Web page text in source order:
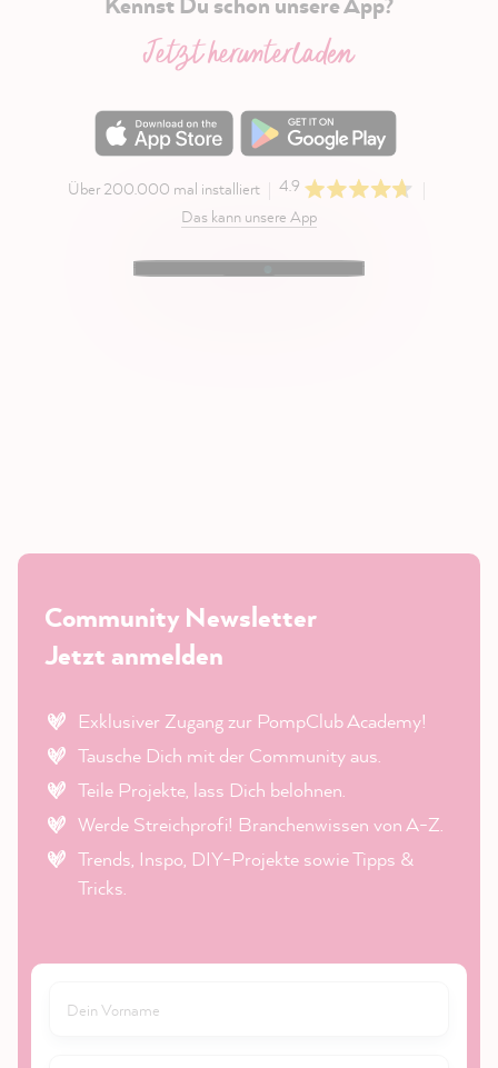
Jetzt herunterladen
Über 200.000 mal installiert
4.9
Das kann unsere App
Community Newsletter
Jetzt anmelden
Exklusiver Zugang zur PompClub Academy!
Tausche Dich mit der Community aus.
Teile Projekte, lass Dich belohnen.
Werde Streichprofi! Branchenwissen von A-Z.
Trends, Inspo, DIY-Projekte sowie Tipps &
Tricks.